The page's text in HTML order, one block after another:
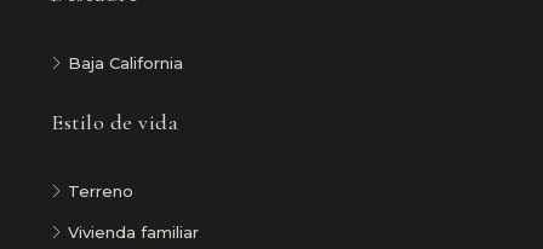
Baja California
Estilo de vida
Terreno
Vivienda familiar